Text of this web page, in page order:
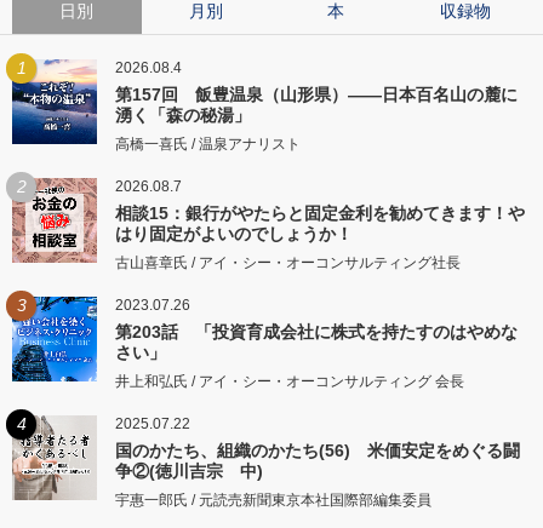
日別 月別 本 収録物
1 2026.08.4
第157回 飯豊温泉（山形県）――日本百名山の麓に
湧く「森の秘湯」
高橋一喜氏 / 温泉アナリスト
2 2026.08.7
相談15：銀行がやたらと固定金利を勧めてきます！や
はり固定がよいのでしょうか！
古山喜章氏 / アイ・シー・オーコンサルティング社長
3 2023.07.26
第203話 「投資育成会社に株式を持たすのはやめな
さい」
井上和弘氏 / アイ・シー・オーコンサルティング 会長
4 2025.07.22
国のかたち、組織のかたち(56) 米価安定をめぐる闘
争②(徳川吉宗 中)
宇惠一郎氏 / 元読売新聞東京本社国際部編集委員